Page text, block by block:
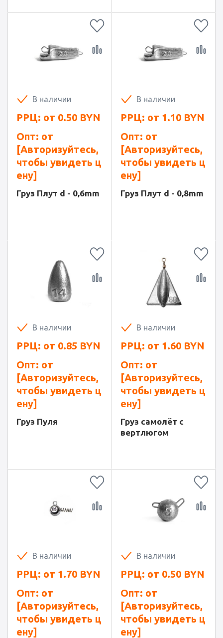
В наличии
РРЦ: от 0.50 BYN
Опт: от
[Авторизуйтесь,
чтобы увидеть ц
ену]
Груз Плут d - 0,6mm
В наличии
РРЦ: от 1.10 BYN
Опт: от
[Авторизуйтесь,
чтобы увидеть ц
ену]
Груз Плут d - 0,8mm
В наличии
РРЦ: от 0.85 BYN
Опт: от
[Авторизуйтесь,
чтобы увидеть ц
ену]
Груз Пуля
В наличии
РРЦ: от 1.60 BYN
Опт: от
[Авторизуйтесь,
чтобы увидеть ц
ену]
Груз самолёт с
вертлюгом
В наличии
РРЦ: от 1.70 BYN
Опт: от
[Авторизуйтесь,
чтобы увидеть ц
ену]
В наличии
РРЦ: от 0.50 BYN
Опт: от
[Авторизуйтесь,
чтобы увидеть ц
ену]